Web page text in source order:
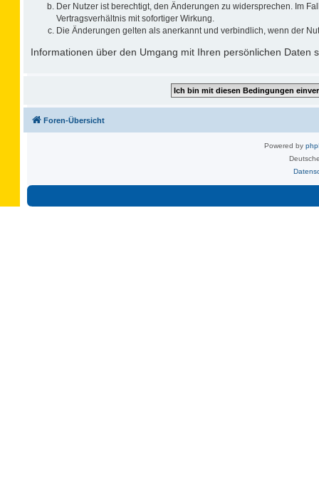
Der Nutzer ist berechtigt, den Änderungen zu widersprechen. Im
Vertragsverhältnis mit sofortiger Wirkung.
Die Änderungen gelten als anerkannt und verbindlich, wenn der
Informationen über den Umgang mit Ihren persönlichen Daten
Foren-Übersicht
Powered by